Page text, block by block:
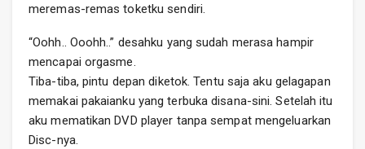
meremas-remas toketku sendiri.
“Oohh.. Ooohh..” desahku yang sudah merasa hampir
mencapai orgasme.
Tiba-tiba, pintu depan diketok. Tentu saja aku gelagapan
memakai pakaianku yang terbuka disana-sini. Setelah itu
aku mematikan DVD player tanpa sempat mengeluarkan
Disc-nya.